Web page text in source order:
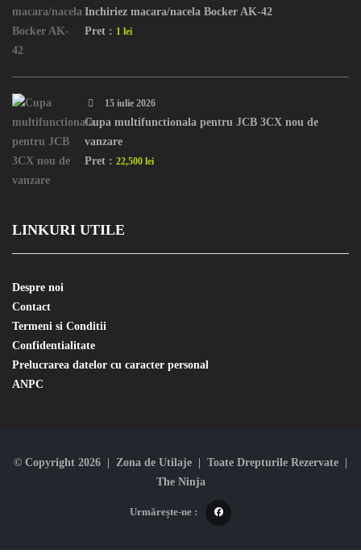
Inchiriez macara/nacela Bocker AK-42
Pret : 1 lei
15 iulie 2026
Cupa multifunctionala pentru JCB 3CX nou de
vanzare
Pret : 22,500 lei
LINKURI UTILE
Despre noi
Contact
Termeni si Conditii
Confidentialitate
Prelucrarea datelor cu caracter personal
ANPC
© Copyright 2026 | Zona de Utilaje | Toate Drepturile Rezervate |
The Ninja
Urmărește-ne :